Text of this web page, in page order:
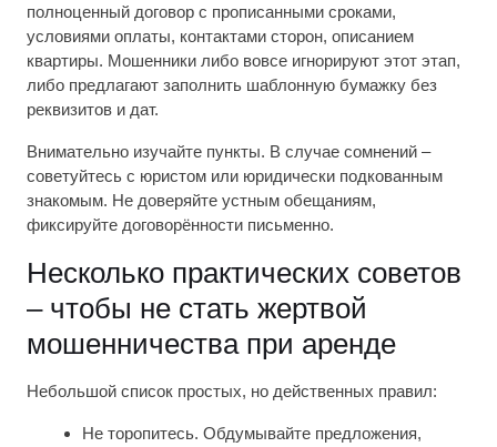
полноценный договор с прописанными сроками,
условиями оплаты, контактами сторон, описанием
квартиры. Мошенники либо вовсе игнорируют этот этап,
либо предлагают заполнить шаблонную бумажку без
реквизитов и дат.
Внимательно изучайте пункты. В случае сомнений –
советуйтесь с юристом или юридически подкованным
знакомым. Не доверяйте устным обещаниям,
фиксируйте договорённости письменно.
Несколько практических советов
– чтобы не стать жертвой
мошенничества при аренде
Небольшой список простых, но действенных правил:
Не торопитесь. Обдумывайте предложения,